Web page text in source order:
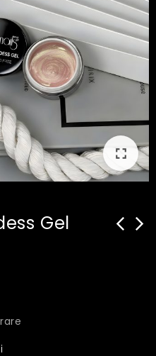
fullscreen
Gel arrow_back_ios_new